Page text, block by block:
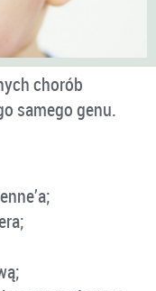
chorób
samego genu.